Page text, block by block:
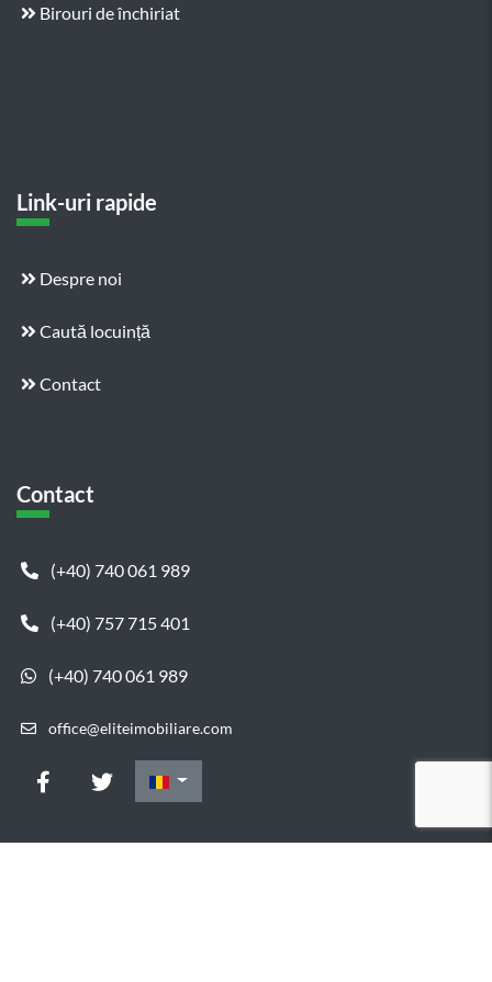
Birouri de închiriat
Link-uri rapide
Despre noi
Caută locuință
Contact
Contact
(+40) 740 061 989
(+40) 757 715 401
(+40) 740 061 989
office@eliteimobiliare.com